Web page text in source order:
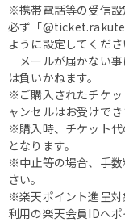
※携帯電話等の受信設
必ず「
ように設定してくださ
メールが届かない
は負いかねます。
※ご購入されたチケッ
ャンセルはお受けでき
※購入時、チケット
となります。
※中止等の場合、手数
さい。
※楽天ポイント進呈
利用の楽天会員IDへポ